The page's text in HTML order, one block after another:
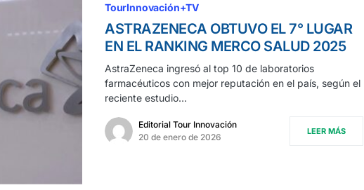
TourInnovación+TV
ASTRAZENECA OBTUVO EL 7° LUGAR
EN EL RANKING MERCO SALUD 2025
AstraZeneca ingresó al top 10 de laboratorios
farmacéuticos con mejor reputación en el país, según el
reciente estudio…
Editorial Tour Innovación
20 de enero de 2026
LEER MÁS